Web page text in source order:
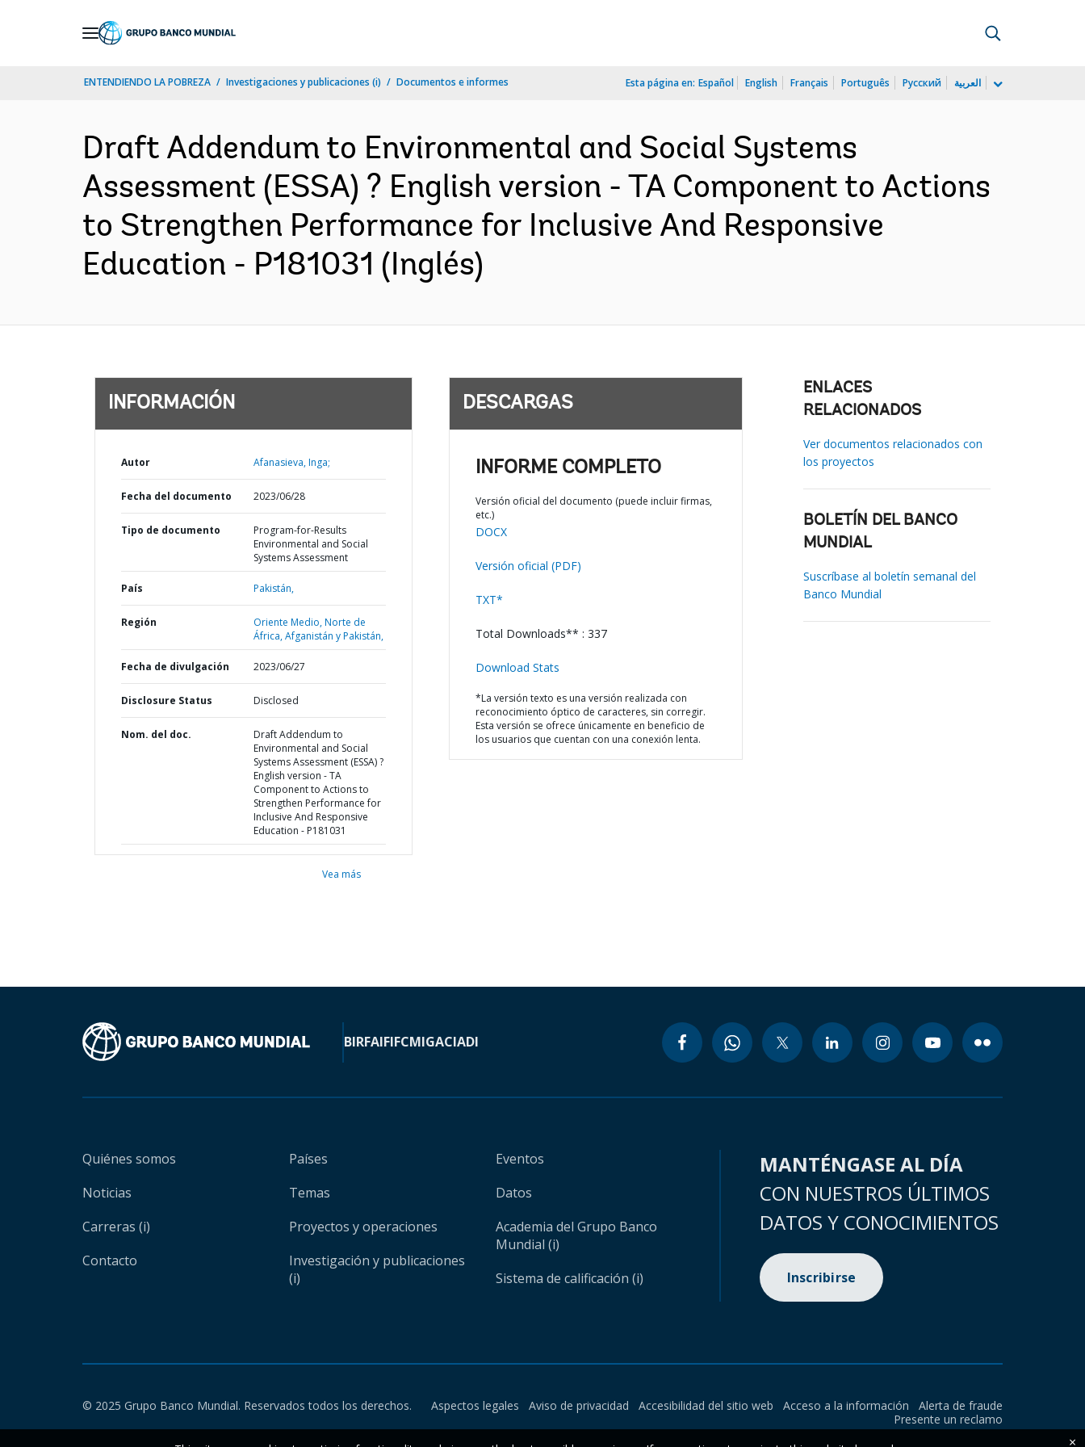
ENTENDIENDO LA POBREZA Investigaciones y publicaciones (i) Documentos e informes Esta página en: Español English Français Português Русский العربية
Draft Addendum to Environmental and Social Systems
Assessment (ESSA) ? English version - TA Component to Actions
to Strengthen Performance for Inclusive And Responsive
Education - P181031 (Inglés)
INFORMACIÓN
Autor Afanasieva, Inga;
Fecha del documento 2023/06/28
Tipo de documento
Program-for-Results
Environmental and Social
Systems Assessment
País Pakistán,
Región
Oriente Medio, Norte de
África, Afganistán y Pakistán,
Fecha de divulgación 2023/06/27
Disclosure Status Disclosed
Nom. del doc.
Draft Addendum to
Environmental and Social
Systems Assessment (ESSA) ?
English version - TA
Component to Actions to
Strengthen Performance for
Inclusive And Responsive
Education - P181031
Vea más
DESCARGAS
INFORME COMPLETO
Versión oficial del documento (puede incluir firmas,
etc.)
DOCX
Versión oficial (PDF)
TXT*
Total Downloads** : 337
Download Stats
*La versión texto es una versión realizada con
reconocimiento óptico de caracteres, sin corregir.
Esta versión se ofrece únicamente en beneficio de
los usuarios que cuentan con una conexión lenta.
ENLACES
RELACIONADOS
Ver documentos relacionados con
los proyectos
BOLETÍN DEL BANCO
MUNDIAL
Suscríbase al boletín semanal del
Banco Mundial
BIRFAIFIFCMIGACIADI
Quiénes somos
Noticias
Carreras (i)
Contacto
Países
Temas
Proyectos y operaciones
Investigación y publicaciones
(i)
Eventos
Datos
Academia del Grupo Banco
Mundial (i)
Sistema de calificación (i)
MANTÉNGASE AL DÍA
CON NUESTROS ÚLTIMOS
DATOS Y CONOCIMIENTOS
Inscribirse
© 2025 Grupo Banco Mundial. Reservados todos los derechos. Aspectos legales Aviso de privacidad Accesibilidad del sitio web Acceso a la información
Alerta de fraude
Presente un reclamo
×